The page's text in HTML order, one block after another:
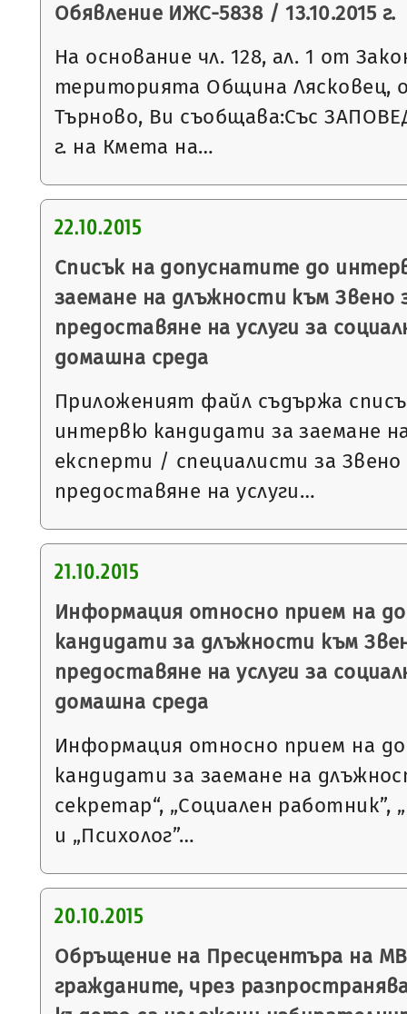
Обявление ИЖС-5838 / 13.10.2015 г.
На основание чл. 128, ал. 1 от
територията Община Лясковец,
Търново, Ви съобщава:Със
г. на Кмета на…
22.10.2015
Списък на допуснатите до
заемане на длъжности към Звено
предоставяне на услуги за
домашна среда
Приложеният файл съдържа
интервю кандидати за заемане
експерти / специалисти за Звено
предоставяне на услуги…
21.10.2015
Информация относно прием на
кандидати за длъжности към
предоставяне на услуги за
домашна среда
Информация относно прием на
кандидати за заемане на
секретар“, „Социален работник”,
и „Психолог”…
20.10.2015
Обръщение на Пресцентъра на
гражданите, чрез